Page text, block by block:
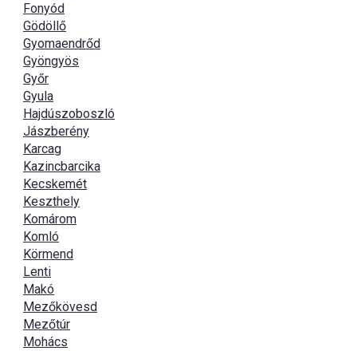
Fonyód
Gödöllő
Gyomaendrőd
Gyöngyös
Győr
Gyula
Hajdúszoboszló
Jászberény
Karcag
Kazincbarcika
Kecskemét
Keszthely
Komárom
Komló
Körmend
Lenti
Makó
Mezőkövesd
Mezőtúr
Mohács